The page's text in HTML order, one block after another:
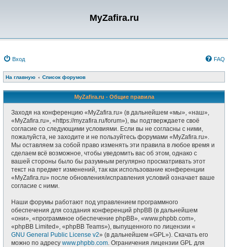
MyZafira.ru
Вход FAQ
На главную Список форумов
MyZafira.ru - Общие правила
Заходя на конференцию «MyZafira.ru» (в дальнейшем «мы», «наш»,
«MyZafira.ru», «https://myzafira.ru/forum»), вы подтверждаете своё
согласие со следующими условиями. Если вы не согласны с ними,
пожалуйста, не заходите и не пользуйтесь форумами «MyZafira.ru».
Мы оставляем за собой право изменять эти правила в любое время и
сделаем всё возможное, чтобы уведомить вас об этом, однако с
вашей стороны было бы разумным регулярно просматривать этот
текст на предмет изменений, так как использование конференции
«MyZafira.ru» после обновления/исправления условий означает ваше
согласие с ними.
Наши форумы работают под управлением программного
обеспечения для создания конференций phpBB (в дальнейшем
«они», «программное обеспечение phpBB», «www.phpbb.com»,
«phpBB Limited», «phpBB Teams»), выпущенного по лицензии «
GNU General Public License v2» (в дальнейшем «GPL»). Скачать его
можно по адресу www.phpbb.com. Ограничения лицензии GPL для